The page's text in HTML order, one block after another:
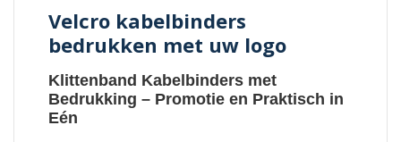
Velcro kabelbinders
bedrukken met uw logo
Klittenband Kabelbinders met
Bedrukking – Promotie en Praktisch in
Eén